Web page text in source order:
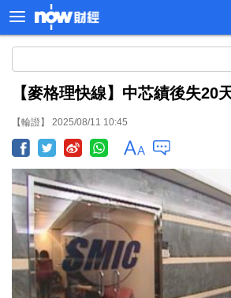
【麥格理快線】中芯績後失20
【輪證】 2025/08/11 10:45